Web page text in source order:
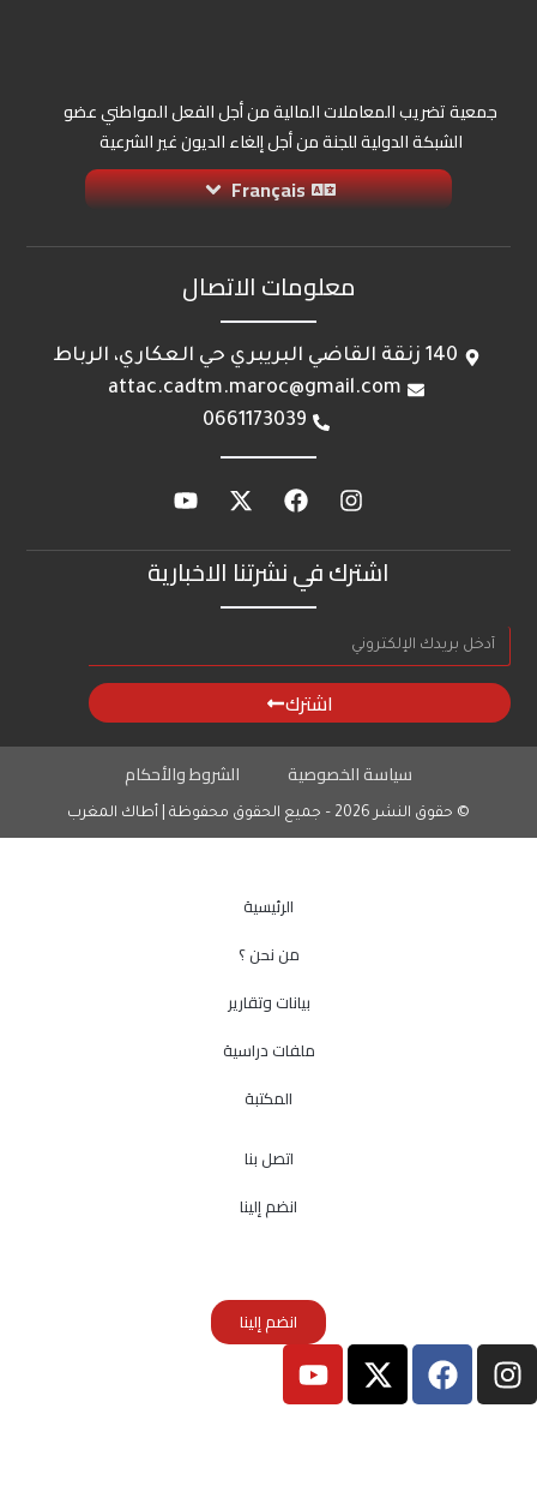
اشترك في نشرتنا الاخبارية
اشترك
معلومات الاتصال
140 زنقة القاضي البريبري حي العكاري، الرباط
attac.cadtm.maroc@gmail.com
0661173039
جمعية تضريب المعاملات المالية من أجل الفعل المواطني عضو
الشبكة الدولية للجنة من أجل إلغاء الديون غير الشرعية
Français
© حقوق النشر 2026 – جميع الحقوق محفوظة | أطاك المغرب
سياسة الخصوصية الشروط والأحكام
الرئيسية
من نحن ؟
بيانات وتقارير
ملفات دراسية
المكتبة
اتصل بنا
انضم إلينا
انضم إلينا